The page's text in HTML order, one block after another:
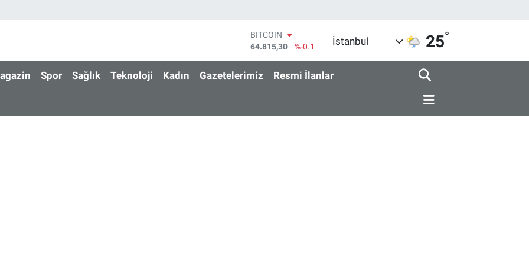
BITCOIN
64.815,30
%-0.1
47,7436
%0.18
EURO
64,4811
%0.38
İstanbul 25°
Spor Sağlık Teknoloji Kadın Gazetelerimiz Resmi İlanlar